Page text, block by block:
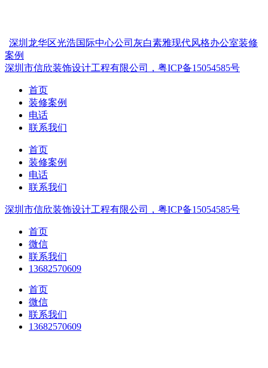
深圳龙华区光浩国际中心公司灰白素雅现代风格办公室装修
案例
深圳市信欣装饰设计工程有限公司，粤ICP备15054585号
首页
装修案例
电话
联系我们
首页
装修案例
电话
联系我们
深圳市信欣装饰设计工程有限公司，粤ICP备15054585号
首页
微信
联系我们
13682570609
首页
微信
联系我们
13682570609